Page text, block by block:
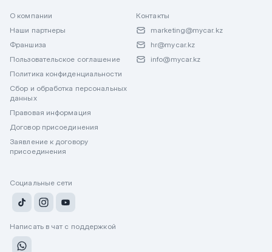
О компании
Наши партнеры
Франшиза
Пользовательское соглашение
Политика конфиденциальности
Сбор и обработка персональных
данных
Правовая информация
Договор присоединения
Заявление к договору
присоединения
Контакты
marketing@mycar.kz
hr@mycar.kz
info@mycar.kz
Социальные сети
Написать в чат с поддержкой